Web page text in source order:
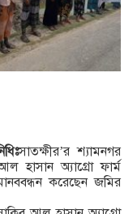
সাতক্ষীর’র শ্যামনগর
হাসান অ্যাগ্রো ফার্ম
করেছেন জমির